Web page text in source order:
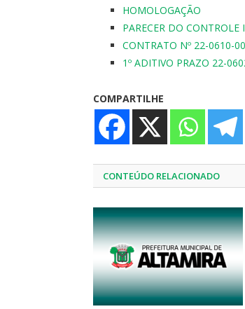
HOMOLOGAÇÃO
PARECER DO CONTROLE
CONTRATO Nº 22-0610-
1º ADITIVO PRAZO 22-
COMPARTILHE
CONTEÚDO RELACIONADO